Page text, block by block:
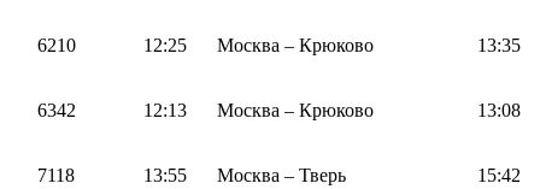
6210 12:25 Москва – Крюково 13:35
6342 12:13 Москва – Крюково 13:08
7118 13:55 Москва – Тверь 15:42